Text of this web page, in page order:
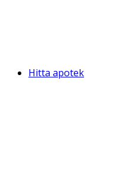
Hitta apotek